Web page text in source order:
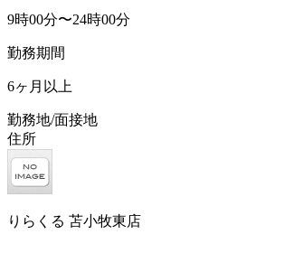
9時00分〜24時00分
勤務期間
6ヶ月以上
勤務地/面接地
住所
りらくる 苫小牧東店